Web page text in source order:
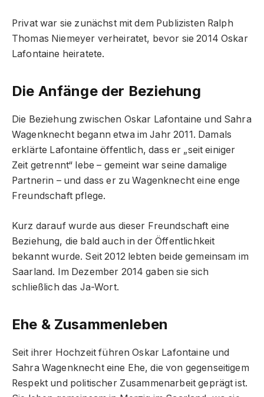
Privat war sie zunächst mit dem Publizisten Ralph
Thomas Niemeyer verheiratet, bevor sie 2014 Oskar
Lafontaine heiratete.
Die Anfänge der Beziehung
Die Beziehung zwischen Oskar Lafontaine und Sahra
Wagenknecht begann etwa im Jahr 2011. Damals
erklärte Lafontaine öffentlich, dass er „seit einiger
Zeit getrennt“ lebe – gemeint war seine damalige
Partnerin – und dass er zu Wagenknecht eine enge
Freundschaft pflege.
Kurz darauf wurde aus dieser Freundschaft eine
Beziehung, die bald auch in der Öffentlichkeit
bekannt wurde. Seit 2012 lebten beide gemeinsam im
Saarland. Im Dezember 2014 gaben sie sich
schließlich das Ja-Wort.
Ehe & Zusammenleben
Seit ihrer Hochzeit führen Oskar Lafontaine und
Sahra Wagenknecht eine Ehe, die von gegenseitigem
Respekt und politischer Zusammenarbeit geprägt ist.